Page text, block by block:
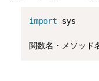
import sys
関数名・メソッ